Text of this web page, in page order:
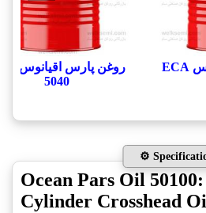
روغن پارس اقيانوس ECA
5040
⚙️
Ocean Pars Oil
Cylinder Crosshead